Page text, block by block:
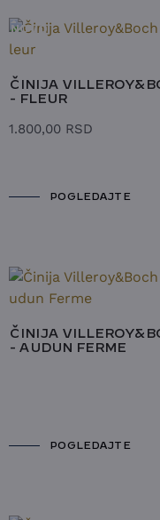
NOVO
ČINIJA
- FLEUR
1.800,00 RSD
POGLEDAJTE
ČINIJA
- AUDUN FERME
POGLEDAJTE